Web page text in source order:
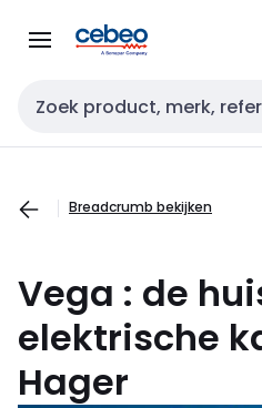
naar
naar
Zoekveld invoer
Breadcrumb bekijken
Vega : de
elektrische
Hager